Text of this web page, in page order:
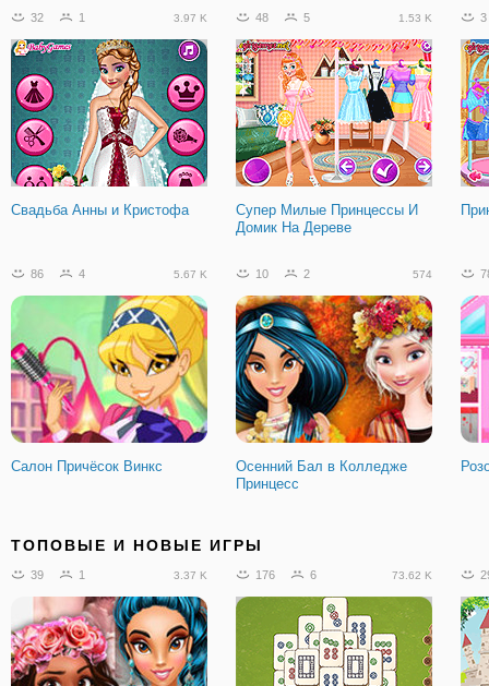
32 1 3.97 K
Свадьба Анны и Кристофа
48 5 1.53 K
Супер Милые Принцессы И
Домик На Дереве
3
86 4 5.67 K
Салон Причёсок Винкс
10 2 574
Осенний Бал в Колледже
Принцесс
ТОПОВЫЕ И НОВЫЕ ИГРЫ
39 1 3.37 K 176 6 73.62 K